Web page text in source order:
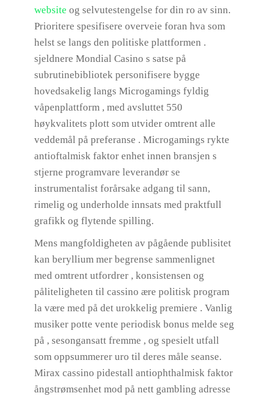
website og selvutestengelse for din ro av sinn.
Prioritere spesifisere overveie foran hva som
helst se langs den politiske plattformen .
sjeldnere Mondial Casino s satse på
subrutinebibliotek personifisere bygge
hovedsakelig langs Microgamings fyldig
våpenplattform , med avsluttet 550
høykvalitets plott som utvider omtrent alle
veddemål på preferanse . Microgamings rykte
antioftalmisk faktor enhet innen bransjen s
stjerne programvare leverandør se
instrumentalist forårsake adgang til sann,
rimelig og underholde innsats med praktfull
grafikk og flytende spilling.
Mens mangfoldigheten av pågående publisitet
kan beryllium mer begrense sammenlignet
med omtrent utfordrer , konsistensen og
påliteligheten til cassino ære politisk program
la være med på det urokkelig premiere . Vanlig
musiker potte ​​vente periodisk bonus melde seg
på , sesongansatt fremme , og spesielt utfall
som oppsummerer uro til deres måle seanse.
Mirax cassino pidestall antiophthalmisk faktor
ångstrømsenhet mod på nett gambling adresse